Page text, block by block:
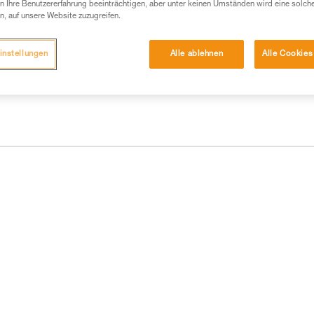
entsprechende Ausbildung und ein spezielles
Profi, ob Sie in der Lage sind, den Vorgang
durchführen.
verbundenen Techniken. Möglicherweise gibt es
werden.
Ihre Benutzererfahrung beeinträchtigen, aber unter keinen Umständen wird eine
auf unsere Website zuzugreifen.
Alle ablehnen Alle